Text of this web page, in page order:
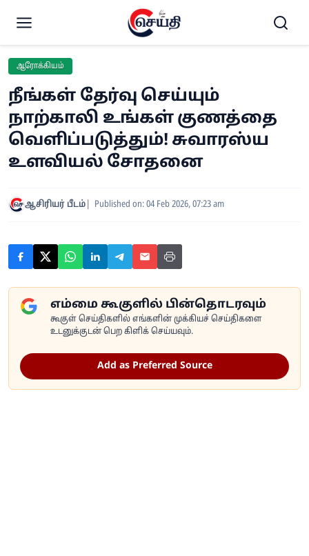
ஆரோக்கியம்
நீங்கள் தேர்வு செய்யும்
நாற்காலி உங்கள் குணத்தை
வெளிப்படுத்தும்! சுவாரஸ்ய
உளவியல் சோதனை
ஆசிரியர் பீடம் Published on: 04 Feb 2026, 07:23 am
எம்மை கூகுளில் பின்தொடரவும்
கூகுள் செய்திகளில் எங்களின் முக்கியச் செய்திகளை
உடனுக்குடன் பெற கிளிக் செய்யவும்.
Add as Preferred Source